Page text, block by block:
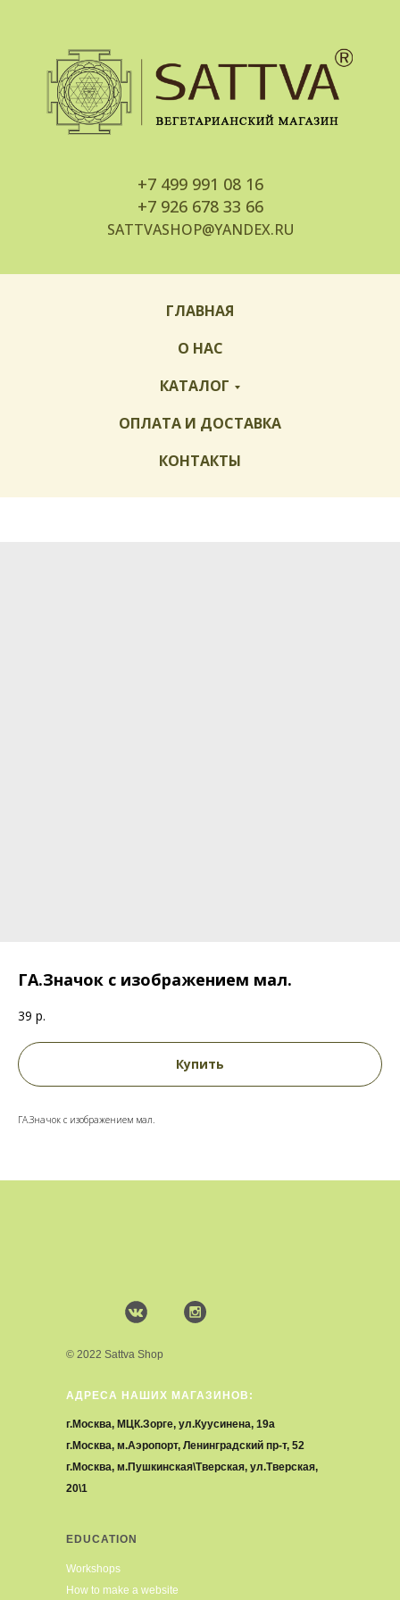
+7 499 991 08 16
+7 926 678 33 66
SATTVASHOP@YANDEX.RU
ГЛАВНАЯ
О НАС
КАТАЛОГ
ОПЛАТА И ДОСТАВКА
КОНТАКТЫ
ГА.Значок с изображением мал.
39 р.
Купить
ГА.Значок с изображением мал.
АДРЕСА НАШИХ МАГАЗИНОВ:
г.Москва, МЦК.Зорге, ул.Куусинена, 19а
г.Москва, м.Аэропорт, Ленинградский пр-т, 52
г.Москва, м.Пушкинская\Тверская, ул.Тверская,
20\1
EDUCATION
Workshops
How to make a website
© 2022 Sattva Shop